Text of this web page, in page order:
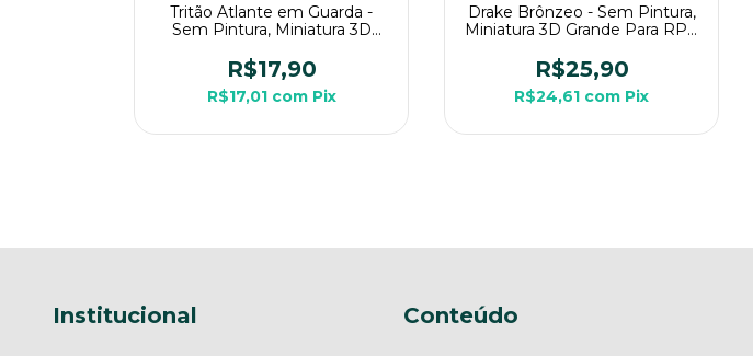
Tritão Atlante em Guarda -
Sem Pintura, Miniatura 3D
R$17,90
R$17,01 com Pix
Drake Brônzeo - Sem Pintura,
Miniatura 3D Grande Para RPG
R$25,90
R$24,61 com Pix
Institucional Conteúdo